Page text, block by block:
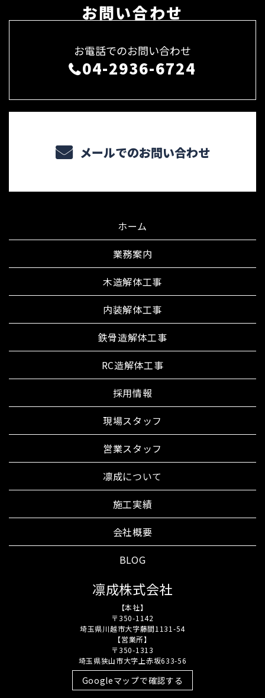
お問い合わせ
お電話でのお問い合わせ
04-2936-6724
メールでのお問い合わせ
ホーム
業務案内
木造解体工事
内装解体工事
鉄骨造解体工事
RC造解体工事
採用情報
現場スタッフ
営業スタッフ
凛成について
施工実績
会社概要
BLOG
凛成株式会社
【本社】
〒350-1142
埼玉県川越市大字藤間1131-54
【営業所】
〒350-1313
埼玉県狭山市大字上赤坂633-56
Googleマップで確認する